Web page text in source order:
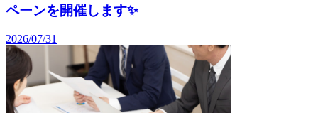
ペーンを開催します✨️
2026/07/31